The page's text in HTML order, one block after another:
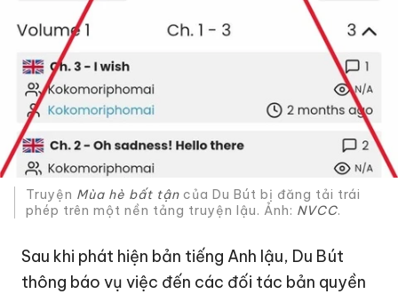
Truyện Mùa hè bất tận của Du Bút bị đăng tải trái
phép trên một nền tảng truyện lậu. Ảnh: NVCC.
Sau khi phát hiện bản tiếng Anh lậu, Du Bút
thông báo vụ việc đến các đối tác bản quyền